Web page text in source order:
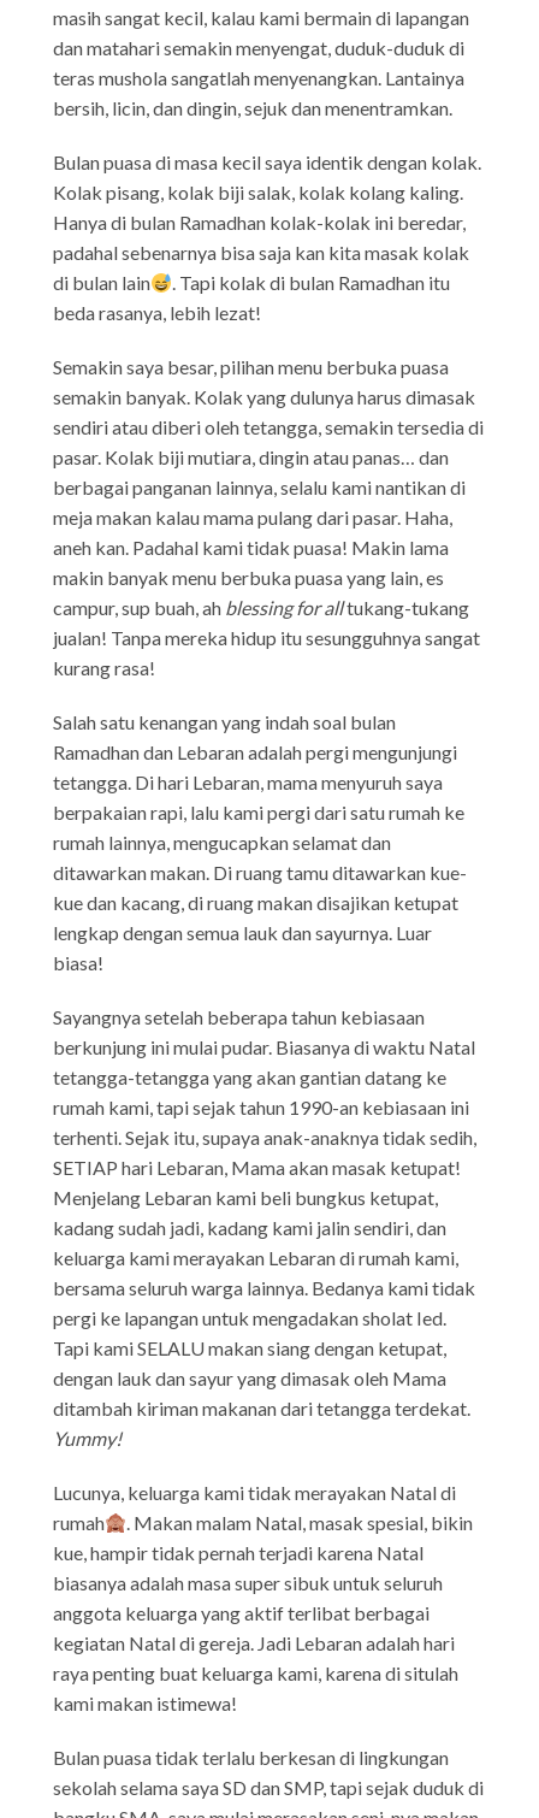
masih sangat kecil, kalau kami bermain di lapangan
dan matahari semakin menyengat, duduk-duduk di
teras mushola sangatlah menyenangkan. Lantainya
bersih, licin, dan dingin, sejuk dan menentramkan.
Bulan puasa di masa kecil saya identik dengan kolak.
Kolak pisang, kolak biji salak, kolak kolang kaling.
Hanya di bulan Ramadhan kolak-kolak ini beredar,
padahal sebenarnya bisa saja kan kita masak kolak
di bulan lain
. Tapi kolak di bulan Ramadhan itu
beda rasanya, lebih lezat!
Semakin saya besar, pilihan menu berbuka puasa
semakin banyak. Kolak yang dulunya harus dimasak
sendiri atau diberi oleh tetangga, semakin tersedia di
pasar. Kolak biji mutiara, dingin atau panas… dan
berbagai panganan lainnya, selalu kami nantikan di
meja makan kalau mama pulang dari pasar. Haha,
aneh kan. Padahal kami tidak puasa! Makin lama
makin banyak menu berbuka puasa yang lain, es
campur, sup buah, ah blessing for alltukang-tukang
jualan! Tanpa mereka hidup itu sesungguhnya sangat
kurang rasa!
Salah satu kenangan yang indah soal bulan
Ramadhan dan Lebaran adalah pergi mengunjungi
tetangga. Di hari Lebaran, mama menyuruh saya
berpakaian rapi, lalu kami pergi dari satu rumah ke
rumah lainnya, mengucapkan selamat dan
ditawarkan makan. Di ruang tamu ditawarkan kue-
kue dan kacang, di ruang makan disajikan ketupat
lengkap dengan semua lauk dan sayurnya. Luar
biasa!
Sayangnya setelah beberapa tahun kebiasaan
berkunjung ini mulai pudar. Biasanya di waktu Natal
tetangga-tetangga yang akan gantian datang ke
rumah kami, tapi sejak tahun 1990-an kebiasaan ini
terhenti. Sejak itu, supaya anak-anaknya tidak sedih,
SETIAP hari Lebaran, Mama akan masak ketupat!
Menjelang Lebaran kami beli bungkus ketupat,
kadang sudah jadi, kadang kami jalin sendiri, dan
keluarga kami merayakan Lebaran di rumah kami,
bersama seluruh warga lainnya. Bedanya kami tidak
pergi ke lapangan untuk mengadakan sholat Ied.
Tapi kami SELALU makan siang dengan ketupat,
dengan lauk dan sayur yang dimasak oleh Mama
ditambah kiriman makanan dari tetangga terdekat.
Yummy!
Lucunya, keluarga kami tidak merayakan Natal di
rumah
. Makan malam Natal, masak spesial, bikin
kue, hampir tidak pernah terjadi karena Natal
biasanya adalah masa super sibuk untuk seluruh
anggota keluarga yang aktif terlibat berbagai
kegiatan Natal di gereja. Jadi Lebaran adalah hari
raya penting buat keluarga kami, karena di situlah
kami makan istimewa!
Bulan puasa tidak terlalu berkesan di lingkungan
sekolah selama saya SD dan SMP, tapi sejak duduk di